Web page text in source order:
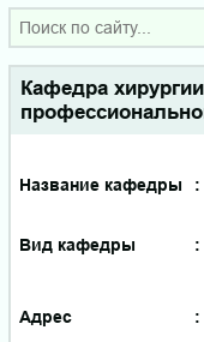
Кафедра
Название кафедры :
Вид кафедры
:
Адрес :